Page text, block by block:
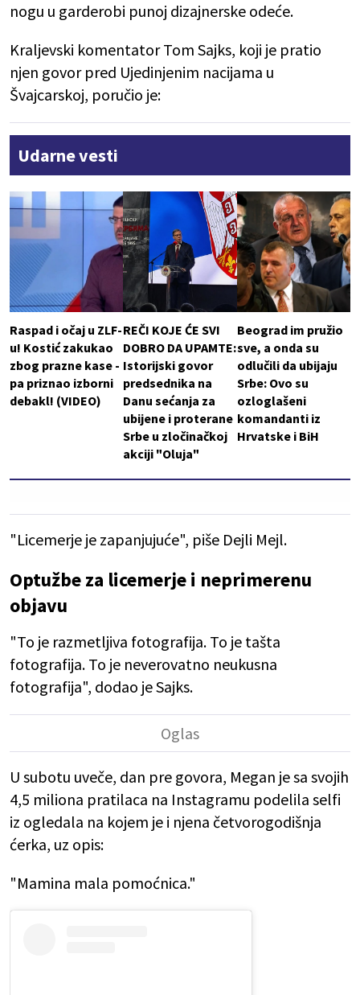
nogu u garderobi punoj dizajnerske odeće.
Kraljevski komentator Tom Sajks, koji je pratio
njen govor pred Ujedinjenim nacijama u
Švajcarskoj, poručio je:
Udarne vesti
Raspad i očaj u ZLF-
u! Kostić zakukao
zbog prazne kase -
pa priznao izborni
debakl! (VIDEO)
REČI KOJE ĆE SVI
DOBRO DA UPAMTE:
Istorijski govor
predsednika na
Danu sećanja za
ubijene i proterane
Srbe u zločinačkoj
akciji "Oluja"
Beograd im pružio
sve, a onda su
odlučili da ubijaju
Srbe: Ovo su
ozloglašeni
komandanti iz
Hrvatske i BiH
"Licemerje je zapanjujuće", piše Dejli Mejl.
Optužbe za licemerje i neprimerenu
objavu
"To je razmetljiva fotografija. To je tašta
fotografija. To je neverovatno neukusna
fotografija", dodao je Sajks.
U subotu uveče, dan pre govora, Megan je sa svojih
4,5 miliona pratilaca na Instagramu podelila selfi
iz ogledala na kojem je i njena četvorogodišnja
ćerka, uz opis:
"Mamina mala pomoćnica."